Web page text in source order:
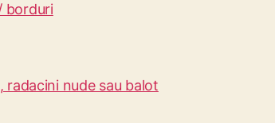
borduri
radacini nude sau balot